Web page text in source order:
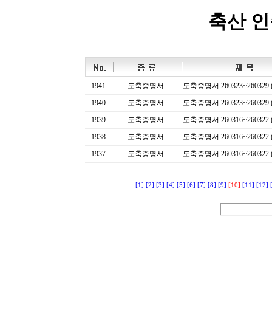
축산
1941 도축증명서
도축증명서 260323~260329
1940
도축증명서
도축증명서 260323~260329
1939
도축증명서
도축증명서 260316~260322
1938
도축증명서
도축증명서 260316~260322
1937
도축증명서 도축증명서 260316~260322
[1] [2] [3] [4] [5] [6] [7] [8] [9] [10] [11] [12]